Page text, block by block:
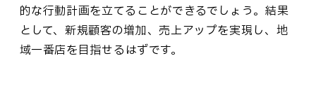
的な行動計画を立てることができるでしょう。結果
として、新規顧客の増加、売上アップを実現し、地
域一番店を目指せるはずです。